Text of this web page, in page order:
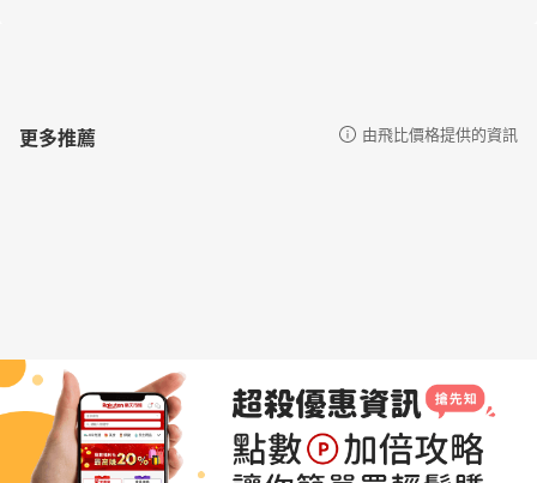
更多推薦 由飛比價格提供的資訊